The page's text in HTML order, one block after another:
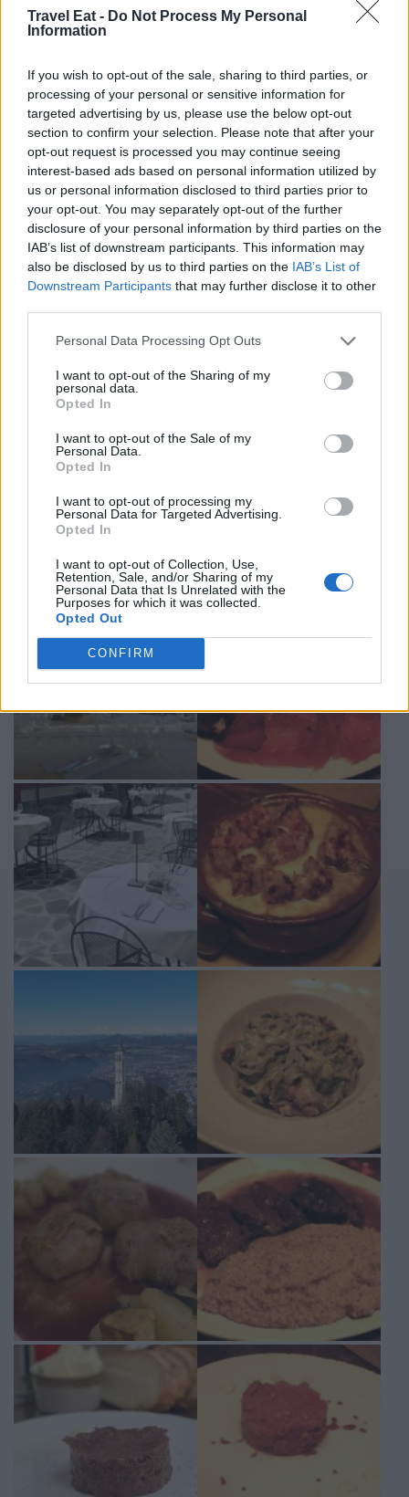
Travel Eat - Do Not Process My Personal
Information
If you wish to opt-out of the sale, sharing to third parties, or
processing of your personal or sensitive information for
targeted advertising by us, please use the below opt-out
section to confirm your selection. Please note that after your
opt-out request is processed you may continue seeing
interest-based ads based on personal information utilized by
us or personal information disclosed to third parties prior to
your opt-out. You may separately opt-out of the further
disclosure of your personal information by third parties on the
IAB’s list of downstream participants. This information may
also be disclosed by us to third parties on the IAB’s List of
Downstream Participants that may further disclose it to other
Personal Data Processing Opt Outs
I want to opt-out of the Sharing of my
personal data.
Opted In
I want to opt-out of the Sale of my
Personal Data.
Opted In
I want to opt-out of processing my
Personal Data for Targeted Advertising.
Opted In
I want to opt-out of Collection, Use,
Retention, Sale, and/or Sharing of my
Personal Data that Is Unrelated with the
Purposes for which it was collected.
Opted Out
CONFIRM
La Polenteria
condivide la stessa proprietà del vicino
Hotel Paradiso
, struttura panoramica che appartiene
la qualità dell’offerta gastronomica è la chefGina, figura
carismatica e appassionata, alla quale si deve il
coordinamento dei diversi ristoranti del gruppo, compresa
La Polenteria. Il suo nome è diventato un vero e proprio
marchio di identità:“Mamagina” , così sono stati
ribattezzati i locali che portano la sua firma, luoghi in cui
creatività
si incontrano per regalare agli
ospiti esperienze culinarie autentiche e memorabili. La
scelta della cucina è chiara: valorizzare le materie prime del
territorio e proporre piatti di alta qualità, preparati con cura
e passione. Per questo producono internamente la pasta
fresca grazie in un laboratorio tecnologicamente avanzato,
che coinvolge tutti i ristoranti del gruppo.
larianae l’apertura a unpubblico internazionale
sempre
La Polenteria si trova a Brunate (CO) in via Giacomo Scalini
66. Telefono: +39 031 3365105; mail:
Sito web ufficiale:www.lapolenteria.it
Mercoledì: chiuso
Interessante e comodo il servizio navetta gratuito di